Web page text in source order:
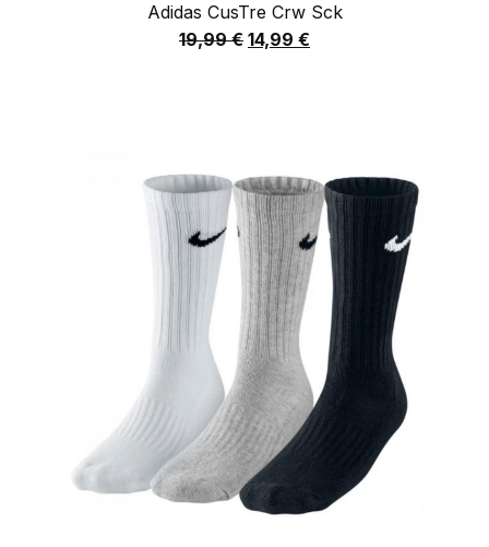
Adidas CusTre Crw Sck
19,99€ 14,99 €